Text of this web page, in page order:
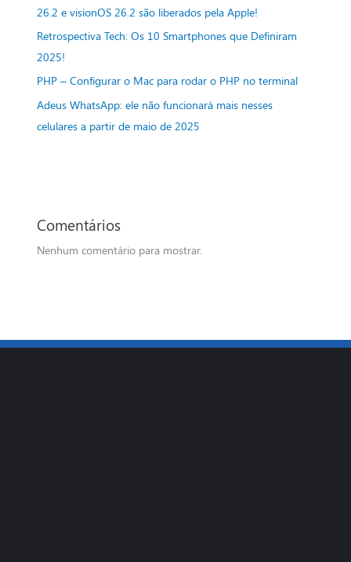
26.2 e visionOS 26.2 são liberados pela Apple!
Retrospectiva Tech: Os 10 Smartphones que Definiram
2025!
PHP – Configurar o Mac para rodar o PHP no terminal
Adeus WhatsApp: ele não funcionará mais nesses
celulares a partir de maio de 2025
Comentários
Nenhum comentário para mostrar.